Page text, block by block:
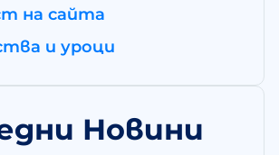
на сайта
и уроци
Новини